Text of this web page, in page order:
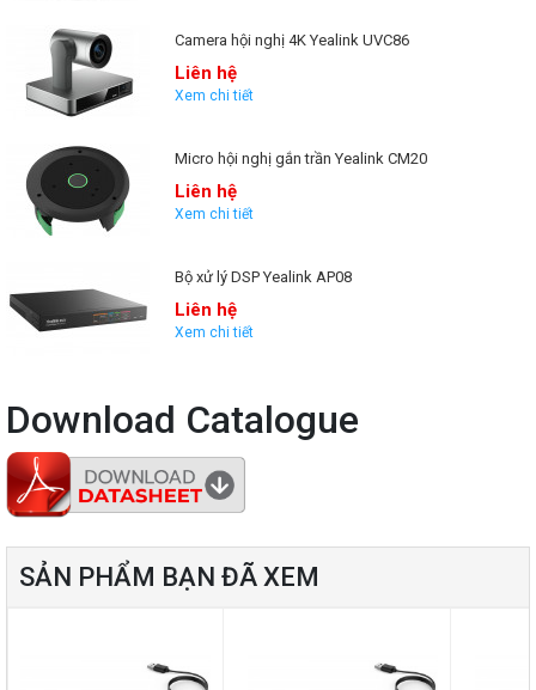
Bộ sản phẩm đi kèm đế sạc tiện lợi, giúp việc sạc pin nhanh chóng và
gọn gàng. Ngoài ra, bề mặt cảm ứng giúp người dùng có thể bật/tắt
âm nhanh chóng chỉ bằng một chạm – tăng tính tiện dụng và chuyên
Camera hội nghị 4K Yealink UVC86
Liên hệ
Xem chi tiết
Micro hội nghị gắn trần Yealink CM20
Liên hệ
Xem chi tiết
Bộ xử lý DSP Yealink AP08
Liên hệ
Xem chi tiết
Download Catalogue
SẢN PHẨM BẠN ĐÃ XEM